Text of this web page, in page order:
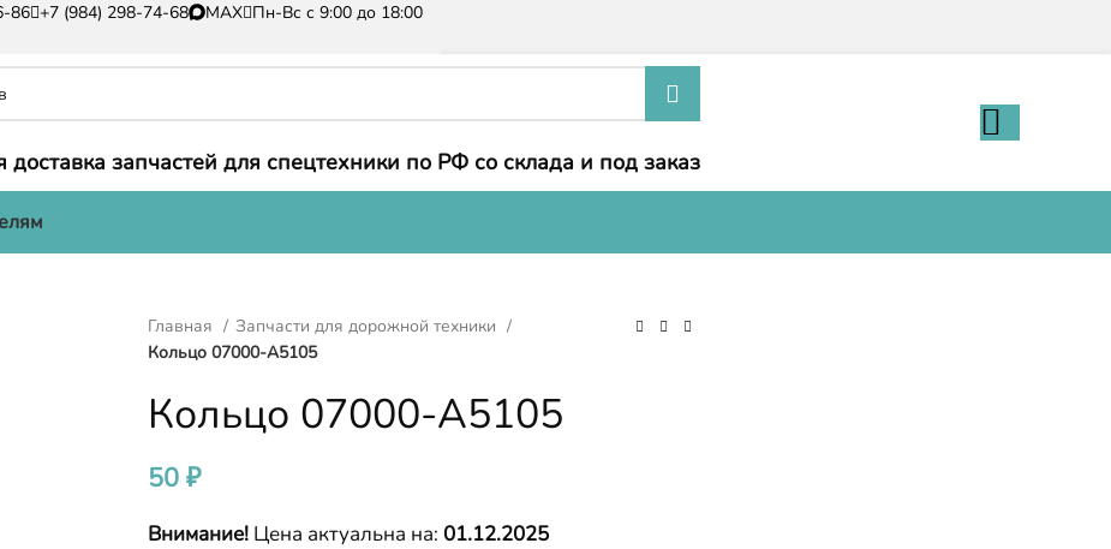
86 +7 (984) 298-74-68 MAX Пн-Вс с 9:00 до 18:00
доставка запчастей для спецтехники по РФ со склада и под заказ
Главная
Запчасти для дорожной техники
Кольцо 07000-A5105
Кольцо 07000-A5105
50₽
Внимание! Цена актуальна на: 01.12.2025